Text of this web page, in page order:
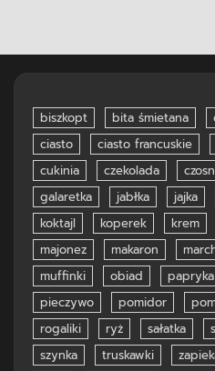
biszkopt bita śmietana
ciasto
ciasto francuskie
cukinia
czekolada
galaretka
jabłka jajka
koktajl
koperek krem
majonez
makaron
muffinki
obiad papryka
pieczywo
pomidor
rogaliki
ryż sałatka
szynka
truskawki